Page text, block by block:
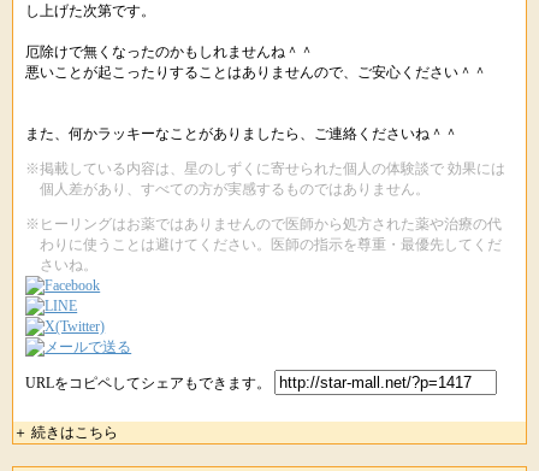
し上げた次第です。
厄除けで無くなったのかもしれませんね＾＾
悪いことが起こったりすることはありませんので、ご安心ください＾＾
また、何かラッキーなことがありましたら、ご連絡くださいね＾＾
※掲載している内容は、星のしずくに寄せられた個人の体験談で 効果には
個人差があり、すべての方が実感するものではありません。
※ヒーリングはお薬ではありませんので医師から処方された薬や治療の代
わりに使うことは避けてください。医師の指示を尊重・最優先してくだ
さいね。
URLをコピペしてシェアもできます。
＋ 続きはこちら